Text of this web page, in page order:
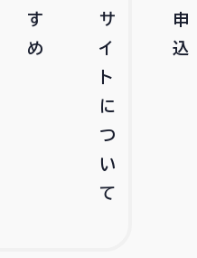
す
め
サ
イ
ト
に
つ
い
て
申
込